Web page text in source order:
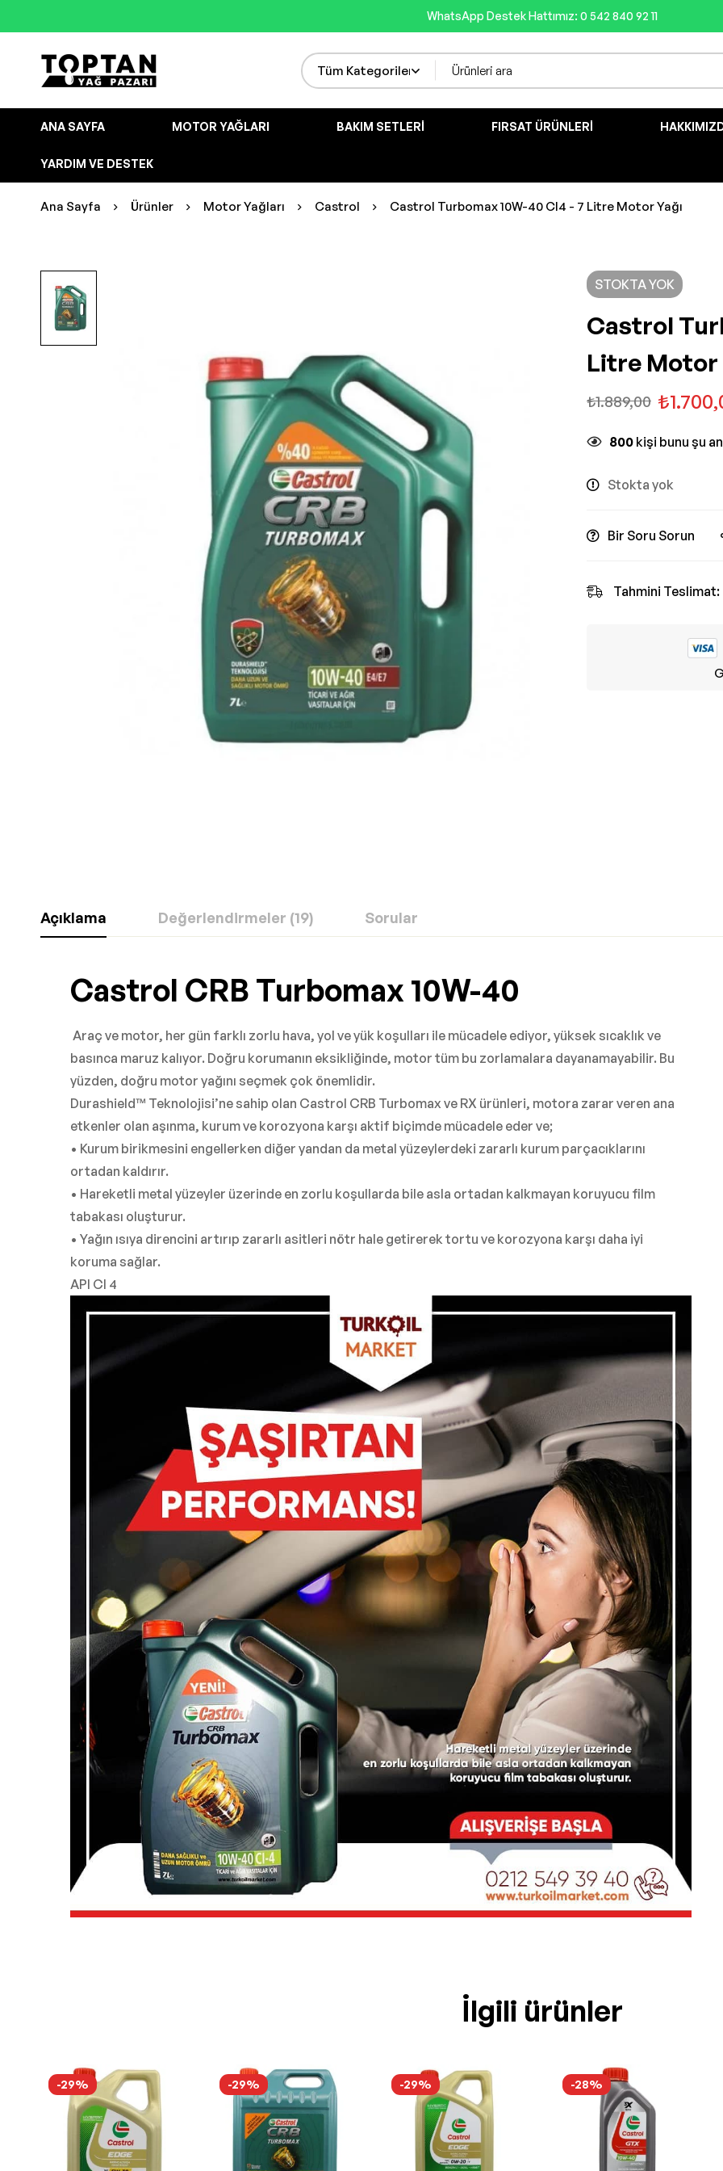
WhatsApp Destek Hattımız: 0 542 840 92 11
ANA SAYFA MOTOR YAĞLARI BAKIM SETLERI FIRSAT ÜRÜNLERI
YARDIM VE DESTEK
Ana Sayfa Ürünler Motor Yağları Castrol Castrol Turbomax 10W-40 CI4 - 7 Litre Motor Yağı
STOKTA YOK
Castrol
Litre Motor
₺1.889,00 ₺
800 kişi bunu şu
Stokta yok
Bir Soru Sorun
Tahmini Teslimat:
Açıklama Değerlendirmeler (19) Sorular
Castrol CRB Turbomax 10W-40
Araç ve motor, her gün farklı zorlu hava, yol ve yük koşulları ile mücadele ediyor, yüksek sıcaklık ve
basınca maruz kalıyor. Doğru korumanın eksikliğinde, motor tüm bu zorlamalara dayanamayabilir. Bu
yüzden, doğru motor yağını seçmek çok önemlidir.
Durashield™ Teknolojisi’ne sahip olan Castrol CRB Turbomax ve RX ürünleri, motora zarar veren ana
etkenler olan aşınma, kurum ve korozyona karşı aktif biçimde mücadele eder ve;
• Kurum birikmesini engellerken diğer yandan da metal yüzeylerdeki zararlı kurum parçacıklarını
ortadan kaldırır.
• Hareketli metal yüzeyler üzerinde en zorlu koşullarda bile asla ortadan kalkmayan koruyucu film
tabakası oluşturur.
• Yağın ısıya direncini artırıp zararlı asitleri nötr hale getirerek tortu ve korozyona karşı daha iyi
koruma sağlar.
API CI 4
İlgili ürünler
-29% -29% -29% -28%